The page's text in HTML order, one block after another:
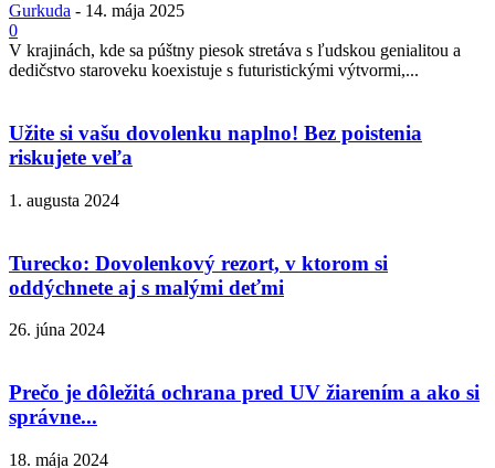
Gurkuda - 14. mája 2025
0
V krajinách, kde sa púštny piesok stretáva s ľudskou genialitou a
dedičstvo staroveku koexistuje s futuristickými výtvormi,...
Užite si vašu dovolenku naplno! Bez poistenia
riskujete veľa
1. augusta 2024
Turecko: Dovolenkový rezort, v ktorom si
oddýchnete aj s malými deťmi
26. júna 2024
Prečo je dôležitá ochrana pred UV žiarením a ako si
správne...
18. mája 2024